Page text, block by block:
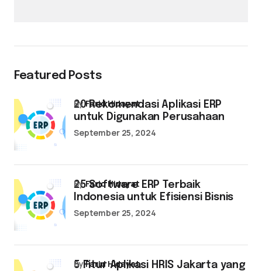
Featured Posts
20 Rekomendasi Aplikasi ERP
untuk Digunakan Perusahaan
byFarid Hidayat
September 25, 2024
25 Software ERP Terbaik
Indonesia untuk Efisiensi Bisnis
byFarid Hidayat
September 25, 2024
5 Fitur Aplikasi HRIS Jakarta yang
byFarid Hidayat